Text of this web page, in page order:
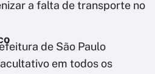
a falta de transporte no
de São Paulo
em todos os